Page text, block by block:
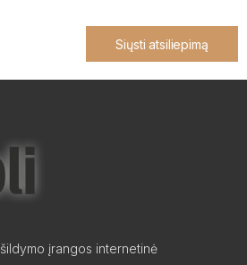
Siųsti atsiliepimą
įrangos internetinė